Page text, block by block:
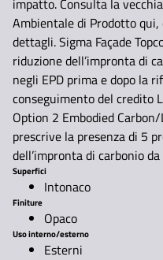
impatto. Consulta la
Ambientale di Prodotto
dettagli. Sigma Façade
riduzione dell’impronta di
negli EPD prima e dopo la
conseguimento del credito
Option 2 Embodied
prescrive la presenza di 5
dell’impronta di carbonio
Superfici
Intonaco
Finiture
Opaco
Uso interno/esterno
Esterni